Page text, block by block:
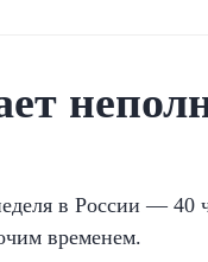
в России —
временем.